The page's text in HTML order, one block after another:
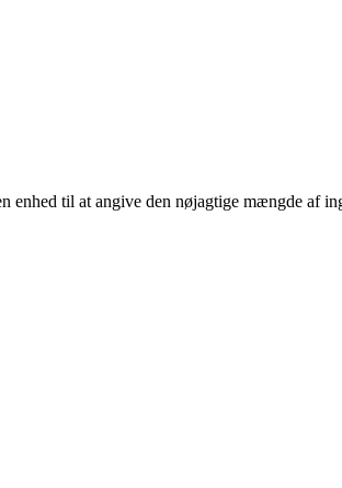
til at angive den nøjagtige mængde af